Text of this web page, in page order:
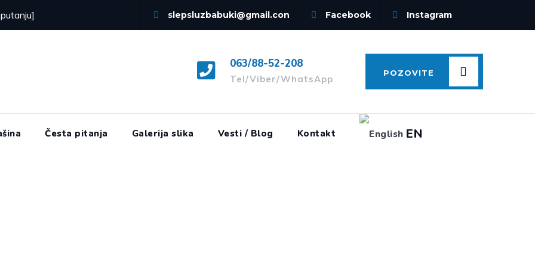
slepsluzbabuki@gmail.con Facebook Instagram
063/88-52-208
Tel/Viber/WhatsApp
POZOVITE
Česta pitanja Galerija slika Vesti / Blog Kontakt EN